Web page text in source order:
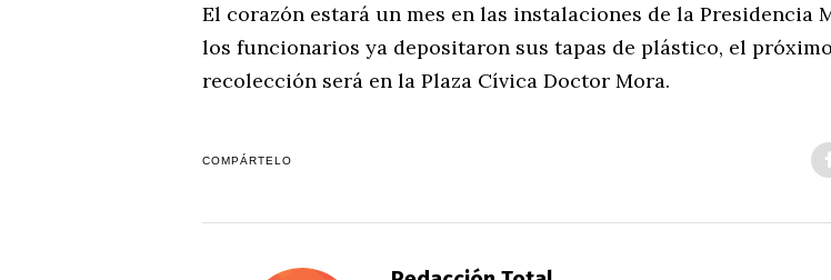
El corazón estará un mes en las instalaciones de la Presidencia
los funcionarios ya depositaron sus tapas de plástico, el
recolección será en la Plaza Cívica Doctor Mora.
COMPÁRTELO